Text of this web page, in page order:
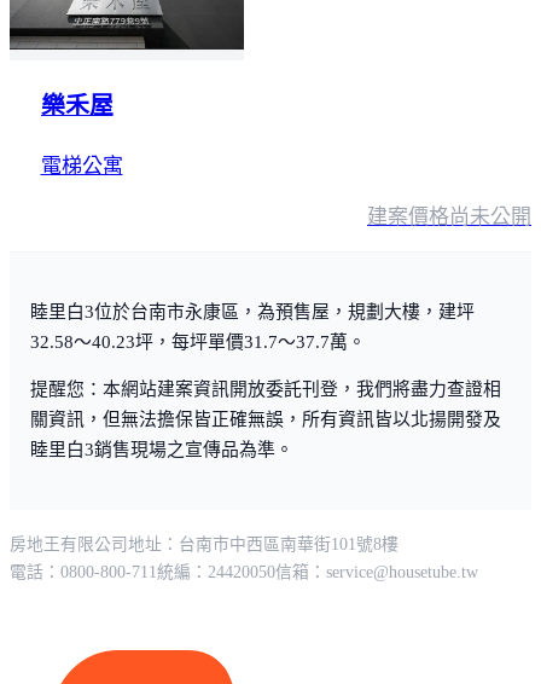
樂禾屋
電梯公寓
建案價格尚未公開
睦里白3位於台南市永康區，為預售屋，規劃大樓，建坪
32.58～40.23坪，每坪單價31.7～37.7萬。
提醒您：本網站建案資訊開放委託刊登，我們將盡力查證相
關資訊，但無法擔保皆正確無誤，所有資訊皆以北揚開發及
睦里白3銷售現場之宣傳品為準。
房地王有限公司 地址：台南市中西區南華街101號8樓
電話：0800-800-711統編：24420050信箱： service@housetube.tw